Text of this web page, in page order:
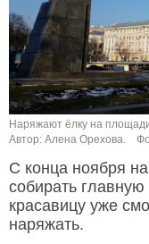
Наряжают ёлку на
Автор: Алена Орехова.
С конца ноября
собирать
красавицу уже
наряжать.